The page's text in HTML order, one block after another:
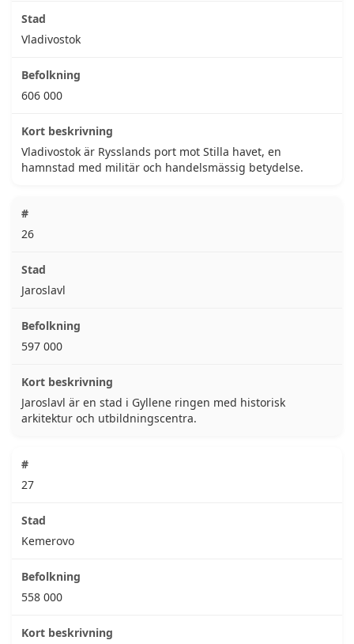
Vladivostok
606 000
Vladivostok är Rysslands port mot Stilla havet, en
hamnstad med militär och handelsmässig betydelse.
26
Jaroslavl
597 000
Jaroslavl är en stad i Gyllene ringen med historisk
arkitektur och utbildningscentra.
27
Kemerovo
558 000